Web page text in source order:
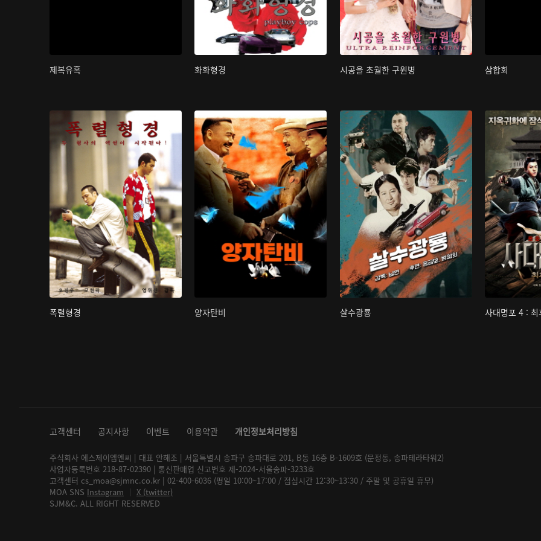
제복유혹 화화형경 시공을 초월한 구원병 삼합회
폭렬형경 양자탄비 살수광룡 사대명포 4 : 최
고객센터 공지사항 이벤트 이용약관 개인정보처리방침
주식회사 에스제이엠엔씨 | 대표 안해조 | 서울특별시 송파구 송파대로 201, B동 16층 B-1609호 (문정동, 송파테라타워2)
사업자등록번호 218-87-02390 | 통신판매업 신고번호 제-2024-서울송파-3233호
고객센터 cs_moa@sjmnc.co.kr | 02-400-6036 (평일 10:00~17:00 / 점심시간 12:30~13:30 / 주말 및 공휴일 휴무)
MOA SNS Instagram │ X (twitter)
SJM&C. ALL RIGHT RESERVED